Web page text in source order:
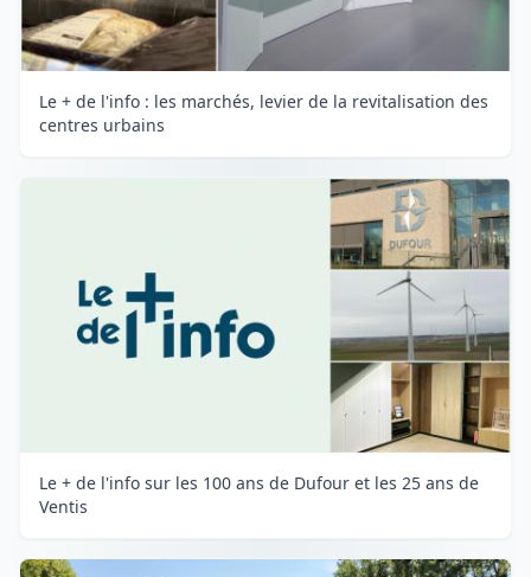
Le + de l'info : les marchés, levier de la revitalisation des
centres urbains
Le + de l'info sur les 100 ans de Dufour et les 25 ans de
Ventis